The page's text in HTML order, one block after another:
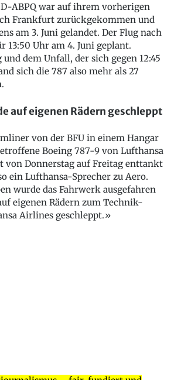
ABPQ war auf ihrem vorherigen
Frankfurt zurückgekommen und
am 3. Juni gelandet. Der Flug nach
13:50 Uhr am 4. Juni geplant.
dem Unfall, der sich gegen 12:45
sich die 787 also mehr als 27
auf eigenen Rädern geschleppt
von der BFU in einem Hangar
Boeing 787-9 von Lufthansa
von Donnerstag auf Freitag enttankt
ein Lufthansa-Sprecher zu Aero.
wurde das Fahrwerk ausgefahren
eigenen Rädern zum Technik-
Airlines geschleppt.»